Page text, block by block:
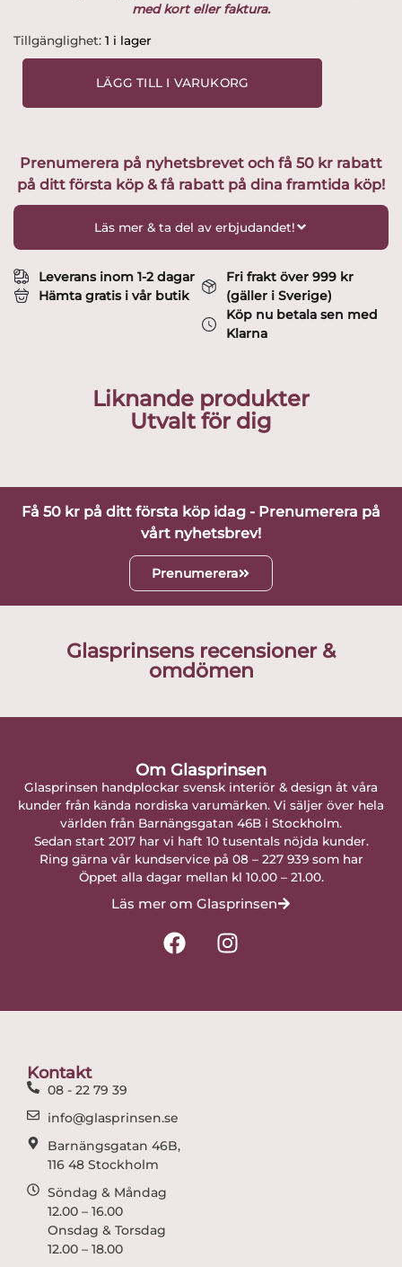
med kort eller faktura.
Tillgänglighet: 1 i lager
Skruf
Glasbruk
Bengt
Edenfalk
mängd
LÄGG TILL I VARUKORG
Prenumerera på nyhetsbrevet och få 50 kr rabatt
på ditt första köp & få rabatt på dina framtida köp!
Läs mer & ta del av erbjudandet!
Leverans inom 1-2 dagar
Hämta gratis i vår butik
Fri frakt över 999 kr
(gäller i Sverige)
Köp nu betala sen med
Klarna
Liknande produkter
Utvalt för dig
Få 50 kr på ditt första köp idag - Prenumerera på
vårt nyhetsbrev!
Prenumerera
Glasprinsens recensioner &
omdömen
Om Glasprinsen
Glasprinsen handplockar svensk interiör & design åt våra
kunder från kända nordiska varumärken. Vi säljer över hela
världen från Barnängsgatan 46B i Stockholm.
Sedan start 2017 har vi haft 10 tusentals nöjda kunder.
Ring gärna vår kundservice på 08 – 227 939 som har
Öppet alla dagar mellan kl 10.00 – 21.00.
Läs mer om Glasprinsen
F
a
I
n
Kontakt
08 - 22 79 39
info@glasprinsen.se
Barnängsgatan 46B,
116 48 Stockholm
Söndag & Måndag
12.00 – 16.00
Onsdag & Torsdag
12.00 – 18.00